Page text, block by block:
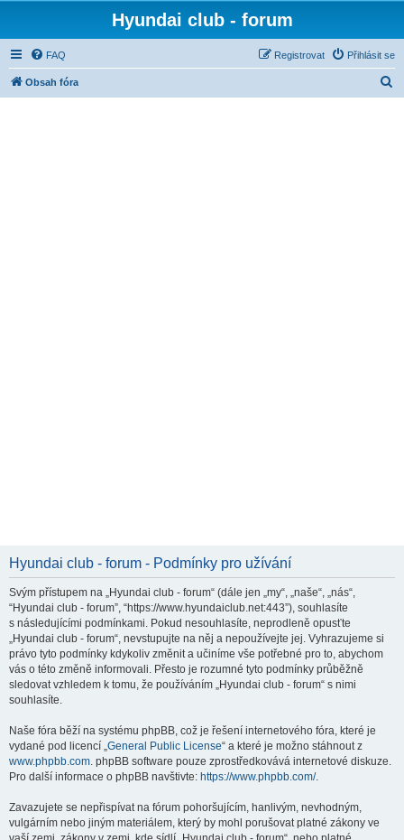
Hyundai club - forum
FAQ Přihlásit se
Registrovat
Obsah fóra
Hyundai club - forum - Podmínky pro užívání
Svým přístupem na „Hyundai club - forum“ (dále jen „my“, „naše“, „nás“,
“Hyundai club - forum”, “https://www.hyundaiclub.net:443”), souhlasíte
s následujícími podmínkami. Pokud nesouhlasíte, neprodleně opusťte
„Hyundai club - forum“, nevstupujte na něj a nepoužívejte jej. Vyhrazujeme si
právo tyto podmínky kdykoliv změnit a učiníme vše potřebné pro to, abychom
vás o této změně informovali. Přesto je rozumné tyto podmínky průběžně
sledovat vzhledem k tomu, že používáním „Hyundai club - forum“ s nimi
souhlasíte.
Naše fóra běží na systému phpBB, což je řešení internetového fóra, které je
vydané pod licencí „General Public License“ a které je možno stáhnout z
www.phpbb.com. phpBB software pouze zprostředkovává internetové diskuze.
Pro další informace o phpBB navštivte: https://www.phpbb.com/.
Zavazujete se nepřispívat na fórum pohoršujícím, hanlivým, nevhodným,
vulgárním nebo jiným materiálem, který by mohl porušovat platné zákony ve